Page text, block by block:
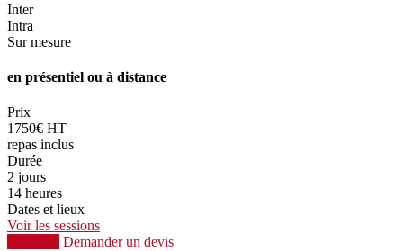
Inter
Intra
Sur mesure
en présentiel ou à distance
Prix
1750€ HT
repas inclus
Durée
2 jours
14 heures
Dates et lieux
Voir les sessions
Demander un devis